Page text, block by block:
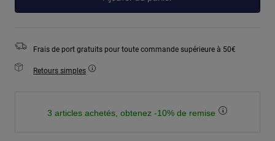
Frais de port gratuits pour toute commande supérieure à 50€
Retours simples
3 articles achetés, obtenez -10% de remise